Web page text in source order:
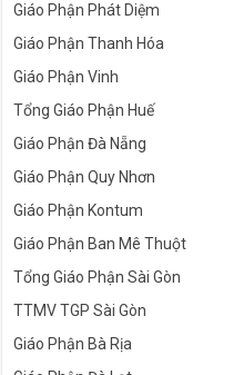
Giáo Phận Phát Diệm
Giáo Phận Thanh Hóa
Giáo Phận Vinh
Tổng Giáo Phận Huế
Giáo Phận Đà Nẵng
Giáo Phận Quy Nhơn
Giáo Phận Kontum
Giáo Phận Ban Mê Thuột
Tổng Giáo Phận Sài Gòn
TTMV TGP Sài Gòn
Giáo Phận Bà Rịa